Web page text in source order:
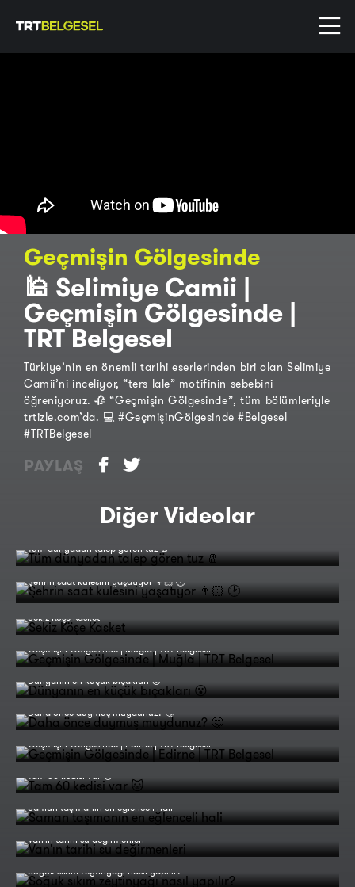
Geçmişin Gölgesinde
🕌 Selimiye Camii |
Geçmişin Gölgesinde |
TRT Belgesel
Türkiye’nin en önemli tarihi eserlerinden biri olan Selimiye
Camii’ni inceliyor, “ters lale” motifinin sebebini
öğreniyoruz. 🥀 “Geçmişin Gölgesinde”, tüm bölümleriyle
trtizle.com’da. 💻 #GeçmişinGölgesinde #Belgesel
#TRTBelgesel
PAYLAŞ
Diğer Videolar
Tüm dünyadan talep gören tuz 🧂
Şehrin saat kulesini yaşatıyor 👨🏻 🕑
Sekiz Köşe Kasket
Geçmişin Gölgesinde | Muğla | TRT Belgesel
Dünyanın en küçük bıçakları 😮
Daha önce duymuş muydunuz? 🤔
Geçmişin Gölgesinde | Edirne | TRT Belgesel
Tam 60 kedisi var 🐱
Saman taşımanın en eğlenceli hali
Van'ın tarihi su değirmenleri
Soğuk sıkım zeytinyağı nasıl yapılır?